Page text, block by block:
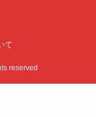
て
reserved